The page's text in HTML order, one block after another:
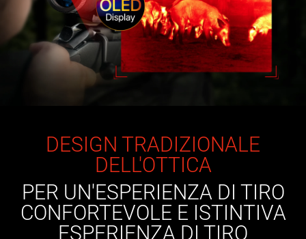
DESIGN TRADIZIONALE
DELL'OTTICA
PER UN'ESPERIENZA DI TIRO
CONFORTEVOLE E ISTINTIVA
ESPERIENZA DI TIRO